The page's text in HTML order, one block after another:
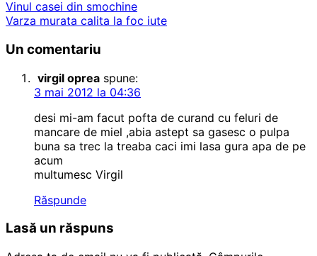
Vinul casei din smochine
Varza murata calita la foc iute
Un comentariu
virgil oprea spune:
3 mai 2012 la 04:36
desi mi-am facut pofta de curand cu feluri de
mancare de miel ,abia astept sa gasesc o pulpa
buna sa trec la treaba caci imi lasa gura apa de pe
acum
multumesc Virgil
Răspunde
Lasă un răspuns